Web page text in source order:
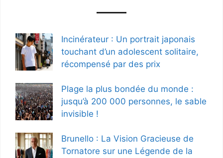
Incinérateur : Un portrait japonais
touchant d’un adolescent solitaire,
récompensé par des prix
Plage la plus bondée du monde :
jusqu’à 200 000 personnes, le sable
invisible !
Brunello : La Vision Gracieuse de
Tornatore sur une Légende de la